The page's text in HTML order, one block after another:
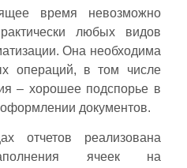
время невозможно
любых видов
Она необходима
операций, в том числе
– хорошее подспорье в
документов.
отчетов реализована
ячеек на